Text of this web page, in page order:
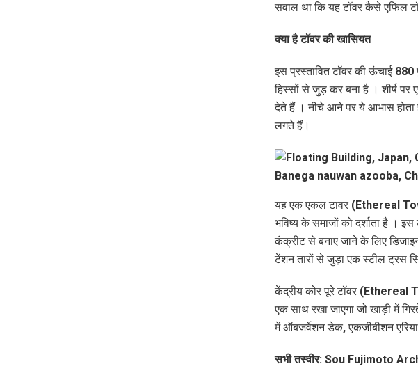
सवाल था कि यह टॉवर कैसे एफिल
क्‍या है टॉवर की खासियत
इस प्रस्तावित टॉवर की ऊंचाई
हिस्सों से जुड़ कर बना है । शीर्ष
देते हैं । नीचे आने पर ये आभास होता
लगते हैं।
यह एक एकल टावर (Ethereal
भविष्य के समाजों को दर्शाता है ।
कंक्रीट से बनाए जाने के लिए
टेंशन तारों से जुड़ा एक स्टील ट्रस
केंद्रीय कोर पूरे टॉवर (Ethereal
एक साथ रखा जाएगा जो खाड़ी में
में ऑबजर्वेशन डेक, एकजीबीशन
सभी तस्वीर: Sou Fujimoto